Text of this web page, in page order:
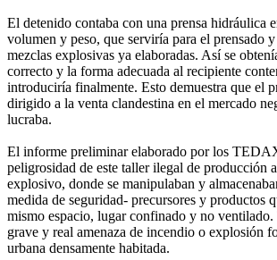
El detenido contaba con una prensa hidráulica
volumen y peso, que serviría para el prensado
mezclas explosivas ya elaboradas. Así se
correcto y la forma adecuada al recipiente
introduciría finalmente. Esto demuestra que el
dirigido a la venta clandestina en el mercado
lucraba.
El informe preliminar elaborado por los
peligrosidad de este taller ilegal de producción
explosivo, donde se manipulaban y
medida de seguridad- precursores y productos
mismo espacio, lugar confinado y no
grave y real amenaza de incendio o explosión
urbana densamente habitada.